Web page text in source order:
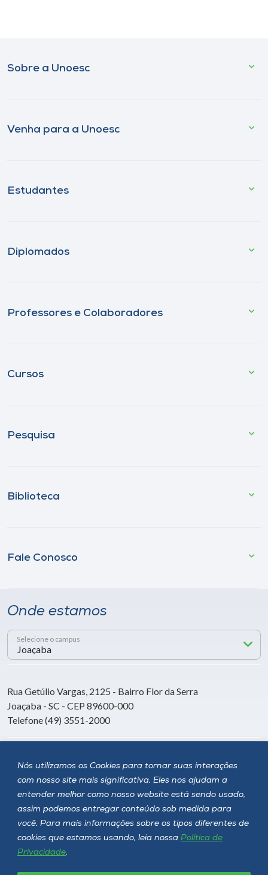
Nós utilizamos os Cookies para tornar suas interações
com nosso site mais significativa. Eles nos ajudam a
entender melhor como nosso website está sendo usado,
assim podemos entregar conteúdo sob medida para
você. Para mais informações sobre os tipos diferentes de
cookies que estamos usando, leia nossa Política de
Privacidade.
Sobre a Unoesc
Venha para a Unoesc
Estudantes
Diplomados
Professores e Colaboradores
Cursos
Pesquisa
Biblioteca
Fale Conosco
Onde estamos
Selecione o campus
Rua Getúlio Vargas, 2125 - Bairro Flor da Serra
Joaçaba - SC - CEP 89600-000
Telefone (49) 3551-2000
Siga a Unoesc